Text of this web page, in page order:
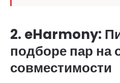
2. eHarmony:
подборе пар на
совместимости